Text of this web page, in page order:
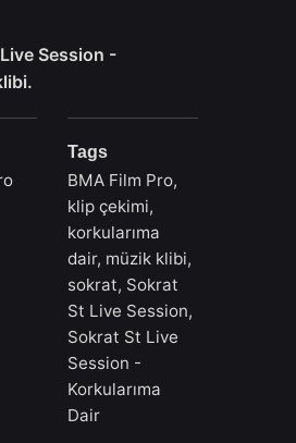
Session -
Tags
BMA Film Pro,
klip çekimi,
korkularıma
dair, müzik klibi,
sokrat, Sokrat
St Live Session,
Sokrat St Live
Session -
Korkularıma
Dair